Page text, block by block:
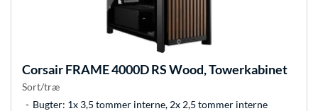
CorsairFRAME 4000D RS Wood, Towerkabinet
Sort/træ
Bugter: 1x 3,5 tommer interne, 2x 2,5 tommer interne